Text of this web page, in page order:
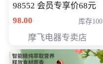
98552 会员专享价68元
98.00
库存100
摩飞电器专卖店